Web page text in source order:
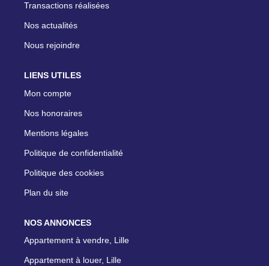
Transactions réalisées
Nos actualités
Nous rejoindre
LIENS UTILES
Mon compte
Nos honoraires
Mentions légales
Politique de confidentialité
Politique des cookies
Plan du site
NOS ANNONCES
Appartement à vendre, Lille
Appartement à louer, Lille